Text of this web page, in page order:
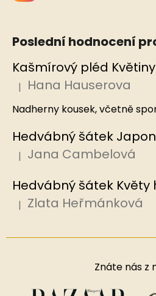
Poslední hodnocení
Hodnocení produktu je 5 z 5
| Hana Hauserova
Nadherny kousek, včetně
Hodnocení produktu je 5 z 5
| Jana Cambelová
Hodnocení produktu je 5 z 5
| Zlata Heřmánková
Znáte nás z